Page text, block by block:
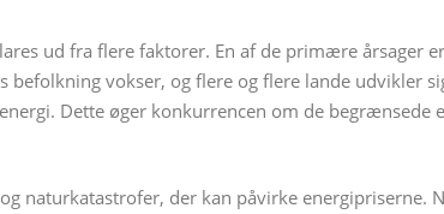
ud fra flere faktorer. En af de primære årsager
befolkning vokser, og flere og flere lande udvikler
Dette øger konkurrencen om de begrænsede
naturkatastrofer, der kan påvirke energipriserne.